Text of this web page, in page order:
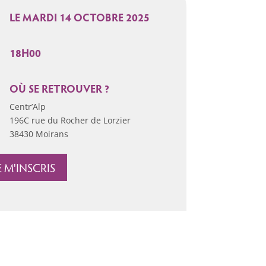
LE MARDI 14 OCTOBRE 2025
18H00
OÙ SE RETROUVER ?
Centr’Alp
196C rue du Rocher de Lorzier
38430 Moirans
M'INSCRIS